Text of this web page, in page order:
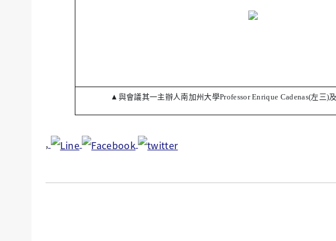
▲與會議其一主辦人南加州大學Professor Enrique Cadenas(左三)
,